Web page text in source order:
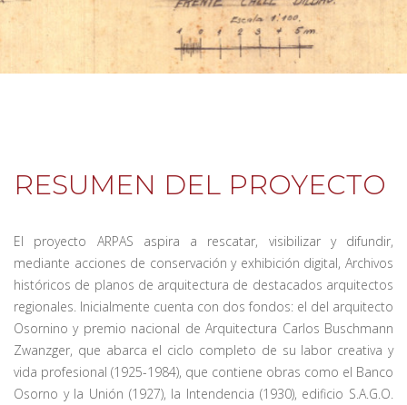
RESUMEN DEL PROYECTO
El proyecto ARPAS aspira a rescatar, visibilizar y difundir,
mediante acciones de conservación y exhibición digital, Archivos
históricos de planos de arquitectura de destacados arquitectos
regionales. Inicialmente cuenta con dos fondos: el del arquitecto
Osornino y premio nacional de Arquitectura Carlos Buschmann
Zwanzger, que abarca el ciclo completo de su labor creativa y
vida profesional (1925-1984), que contiene obras como el Banco
Osorno y la Unión (1927), la Intendencia (1930), edificio S.A.G.O.